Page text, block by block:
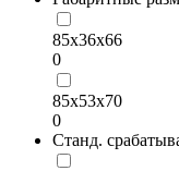
85х36х66
0
85х53х70
0
Станд.